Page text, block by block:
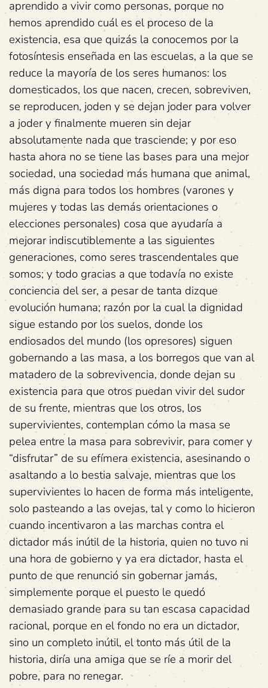
aprendido a vivir como personas, porque no
hemos aprendido cuál es el proceso de la
existencia, esa que quizás la conocemos por la
fotosíntesis enseñada en las escuelas, a la que se
reduce la mayoría de los seres humanos: los
domesticados, los que nacen, crecen, sobreviven,
se reproducen, joden y se dejan joder para volver
a joder y finalmente mueren sin dejar
absolutamente nada que trasciende; y por eso
hasta ahora no se tiene las bases para una mejor
sociedad, una sociedad más humana que animal,
más digna para todos los hombres (varones y
mujeres y todas las demás orientaciones o
elecciones personales) cosa que ayudaría a
mejorar indiscutiblemente a las siguientes
generaciones, como seres trascendentales que
somos; y todo gracias a que todavía no existe
conciencia del ser, a pesar de tanta dizque
evolución humana; razón por la cual la dignidad
sigue estando por los suelos, donde los
endiosados del mundo (los opresores) siguen
gobernando a las masa, a los borregos que van al
matadero de la sobrevivencia, donde dejan su
existencia para que otros puedan vivir del sudor
de su frente, mientras que los otros, los
supervivientes, contemplan cómo la masa se
pelea entre la masa para sobrevivir, para comer y
“disfrutar” de su efímera existencia, asesinando o
asaltando a lo bestia salvaje, mientras que los
supervivientes lo hacen de forma más inteligente,
solo pasteando a las ovejas, tal y como lo hicieron
cuando incentivaron a las marchas contra el
dictador más inútil de la historia, quien no tuvo ni
una hora de gobierno y ya era dictador, hasta el
punto de que renunció sin gobernar jamás,
simplemente porque el puesto le quedó
demasiado grande para su tan escasa capacidad
racional, porque en el fondo no era un dictador,
sino un completo inútil, el tonto más útil de la
historia, diría una amiga que se ríe a morir del
pobre, para no renegar.